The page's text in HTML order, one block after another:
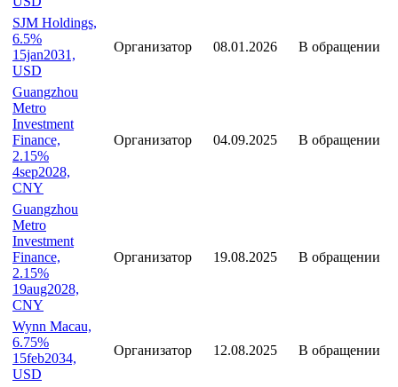
SJM Holdings,
6.5%
15jan2031,
USD
Организатор 08.01.2026 В обращении
Guangzhou
Metro
Investment
Finance,
2.15%
4sep2028,
CNY
Организатор 04.09.2025 В обращении
Guangzhou
Metro
Investment
Finance,
2.15%
19aug2028,
CNY
Организатор 19.08.2025 В обращении
Wynn Macau,
6.75%
15feb2034,
USD
Организатор 12.08.2025 В обращении